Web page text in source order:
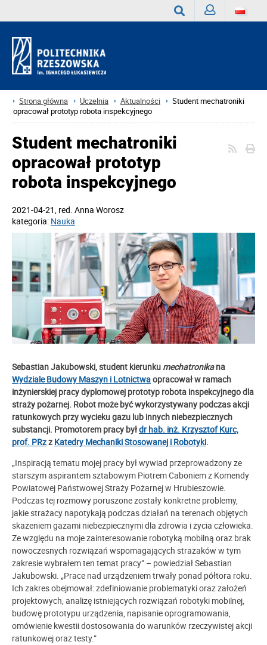
Strona główna Uczelnia Aktualności
Student mechatroniki
opracował prototyp robota inspekcyjnego
Student mechatroniki
opracował prototyp
robota inspekcyjnego
2021-04-21, red. Anna Worosz
kategoria: Nauka
Sebastian Jakubowski, student kierunku mechatronikana
Wydziale Budowy Maszyn i Lotnictwaopracował w ramach
inżynierskiej pracy dyplomowej prototyp robota inspekcyjnego dla
straży pożarnej. Robot może być wykorzystywany podczas akcji
ratunkowych przy wycieku gazu lub innych niebezpiecznych
substancji. Promotorem pracy byłdr hab. inż. Krzysztof Kurc,
prof. PRzz Katedry Mechaniki Stosowanej i Robotyki.
„Inspiracją tematu mojej pracy był wywiad przeprowadzony ze
starszym aspirantem sztabowym Piotrem Caboniem z Komendy
Powiatowej Państwowej Straży Pożarnej w Hrubieszowie.
Podczas tej rozmowy poruszone zostały konkretne problemy,
jakie strażacy napotykają podczas działań na terenach objętych
skażeniem gazami niebezpiecznymi dla zdrowia i życia człowieka.
Ze względu na moje zainteresowanie robotyką mobilną oraz brak
nowoczesnych rozwiązań wspomagających strażaków w tym
zakresie wybrałem ten temat pracy” – powiedział Sebastian
Jakubowski. „Prace nad urządzeniem trwały ponad półtora roku.
Ich zakres obejmował: zdefiniowanie problematyki oraz założeń
projektowych, analizę istniejących rozwiązań robotyki mobilnej,
budowę prototypu urządzenia, napisanie oprogramowania,
omówienie kwestii dostosowania do warunków rzeczywistej akcji
ratunkowej oraz testy.”